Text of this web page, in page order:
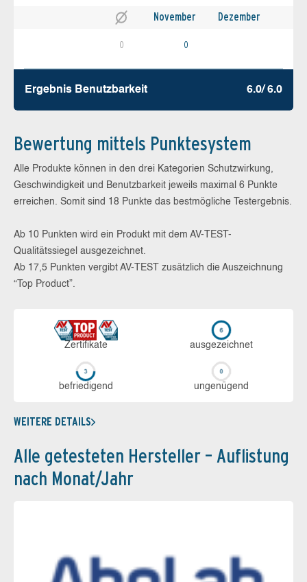
November Dezember
0 0
Ergebnis Benutz­barkeit 6.0/ 6.0
Bewertung mittels Punktesystem
Alle Produkte können in den drei Kategorien Schutzwirkung,
Geschwindigkeit und Benutzbarkeit jeweils maximal 6 Punkte
erreichen. Somit sind 18 Punkte das bestmögliche Testergebnis.
Ab 10 Punkten wird ein Produkt mit dem AV-TEST-
Qualitätssiegel ausgezeichnet.
Ab 17,5 Punkten vergibt AV-TEST zusätzlich die Auszeichnung
“Top Product”.
Zerti­fikate aus­ge­zeich­net
be­frie­di­gend un­ge­nü­gend
WEITERE DETAILS
Alle getesteten Hersteller – Auflistung
nach Monat/Jahr